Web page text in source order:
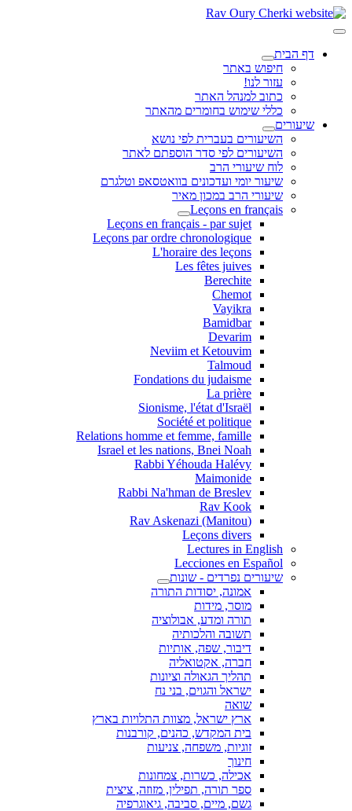
דף הבית
חיפוש באתר
עזור לנו!
כתוב למנהל האתר
כללי שימוש בחומרים מהאתר
שיעורים
השיעורים בעברית לפי נושא
השיעורים לפי סדר הוספתם לאתר
לוח שיעורי הרב
שיעור יומי ועדכונים בוואטסאפ וטלגרם
שיעורי הרב במכון מאיר
Leçons en français
Leçons en français - par sujet
Leçons par ordre chronologique
L'horaire des leçons
Les fêtes juives
Berechite
Chemot
Vayikra
Bamidbar
Devarim
Neviim et Ketouvim
Talmoud
Fondations du judaisme
La prière
Sionisme, l'état d'Israël
Société et politique
Relations homme et femme, famille
Israel et les nations, Bnei Noah
Rabbi Yéhouda Halévy
Maimonide
Rabbi Na'hman de Breslev
Rav Kook
(Rav Askenazi (Manitou
Leçons divers
Lectures in English
Lecciones en Español
שיעורים נפרדים - שונות
אמונה, יסודות התורה
מוסר, מידות
תורה ומדע, אבולוציה
תשובה והלכותיה
דיבור, שפה, אותיות
חברה, אקטואליה
תהליך הגאולה וציונות
ישראל והגוים, בני נח
שואה
ארץ ישראל, מצוות התלויות בארץ
בית המקדש, כהנים, קורבנות
זוגיות, משפחה, צניעות
חינוך
אכילה, כשרות, צמחונות
ספר תורה, תפילין, מזוזה, ציצית
גשם, מיים, סביבה, גיאוגרפיה